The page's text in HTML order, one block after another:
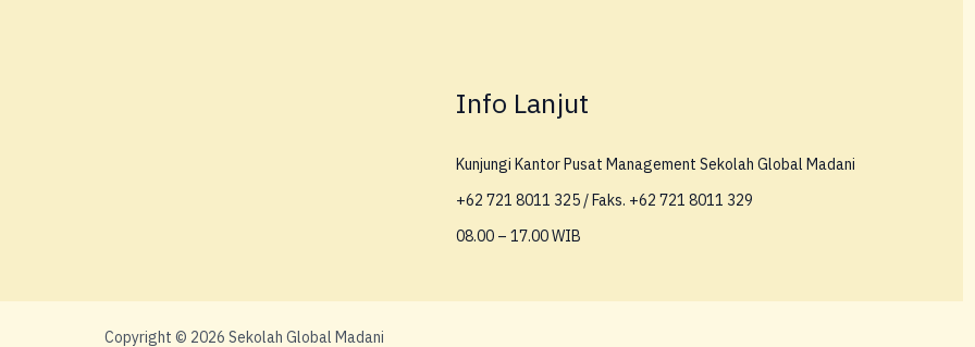
Info Lanjut
Kunjungi Kantor Pusat Management Sekolah Global Madani
+62 721 8011 325 / Faks. +62 721 8011 329
08.00 – 17.00 WIB
Copyright © 2026 Sekolah Global Madani